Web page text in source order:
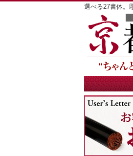
選べる27書体。